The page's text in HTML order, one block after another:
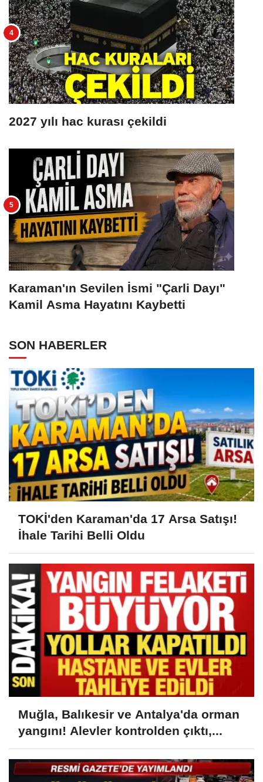
2027 yılı hac kurası çekildi
Karaman'ın Sevilen İsmi "Çarli Dayı"
Kamil Asma Hayatını Kaybetti
SON HABERLER
TOKİ'den Karaman'da 17 Arsa Satışı!
İhale Tarihi Belli Oldu
Muğla, Balıkesir ve Antalya'da orman
yangını! Alevler kontrolden çıktı,...